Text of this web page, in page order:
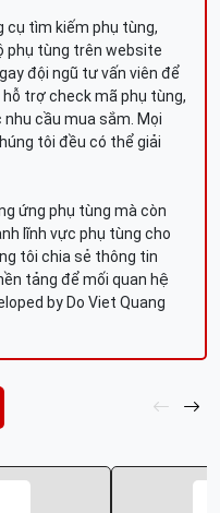
cụ tìm kiếm phụ tùng,
phụ tùng trên website
đội ngũ tư vấn viên để
trợ check mã phụ tùng,
cầu mua sắm. Mọi
tôi đều có thể giải
ứng phụ tùng mà còn
lĩnh vực phụ tùng cho
tôi chia sẻ thông tin
tảng để mối quan hệ
by Do Viet Quang